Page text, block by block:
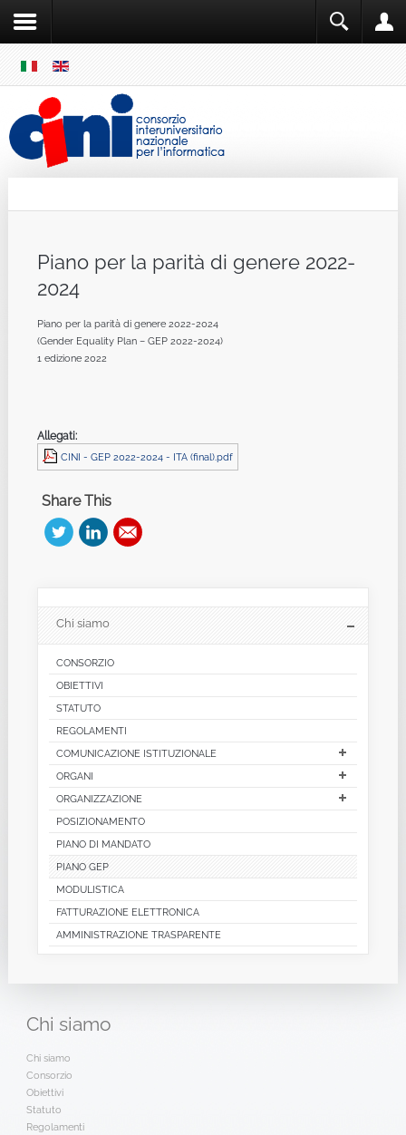
MENU
Piano per la parità di genere 2022‐
2024
Piano per la parità di genere 2022‐2024
(Gender Equality Plan – GEP 2022‐2024)
1 edizione 2022
Allegati:
CINI - GEP 2022-2024 - ITA (final).pdf
Share This
Chi siamo
CONSORZIO
OBIETTIVI
STATUTO
REGOLAMENTI
COMUNICAZIONE ISTITUZIONALE
ORGANI
ORGANIZZAZIONE
POSIZIONAMENTO
PIANO DI MANDATO
PIANO GEP
MODULISTICA
FATTURAZIONE ELETTRONICA
AMMINISTRAZIONE TRASPARENTE
Chi siamo
Chi siamo
Consorzio
Obiettivi
Statuto
Regolamenti